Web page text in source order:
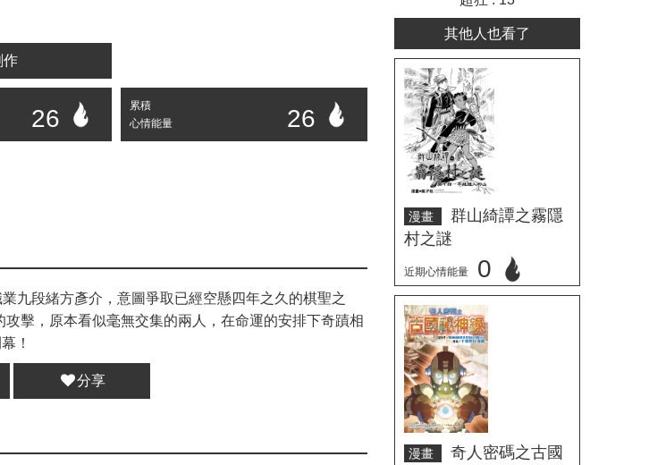
作
26
累積
心情能量
26
九段緒方彥介，意圖爭取已經空懸四年之久的棋聖之
擊，原本看似毫無交集的兩人，在命運的安排下奇蹟相
！
分享 : 分享
其他人也看了
漫畫
群山綺譚之霧隱
村之謎
近期心情能量 0
立刻心情投票
漫畫
奇人密碼之古國